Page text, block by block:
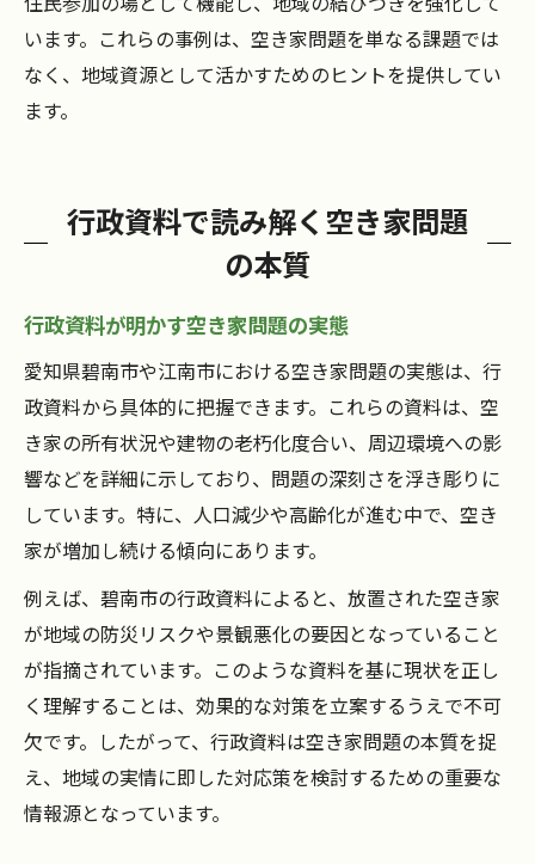
います。これらの事例は、空き家問題を単なる課題では
なく、地域資源として活かすためのヒントを提供してい
ます。
行政資料で読み解く空き家問題
の本質
行政資料が明かす空き家問題の実態
愛知県碧南市や江南市における空き家問題の実態は、行
政資料から具体的に把握できます。これらの資料は、空
き家の所有状況や建物の老朽化度合い、周辺環境への影
響などを詳細に示しており、問題の深刻さを浮き彫りに
しています。特に、人口減少や高齢化が進む中で、空き
家が増加し続ける傾向にあります。
例えば、碧南市の行政資料によると、放置された空き家
が地域の防災リスクや景観悪化の要因となっていること
が指摘されています。このような資料を基に現状を正し
く理解することは、効果的な対策を立案するうえで不可
欠です。したがって、行政資料は空き家問題の本質を捉
え、地域の実情に即した対応策を検討するための重要な
情報源となっています。